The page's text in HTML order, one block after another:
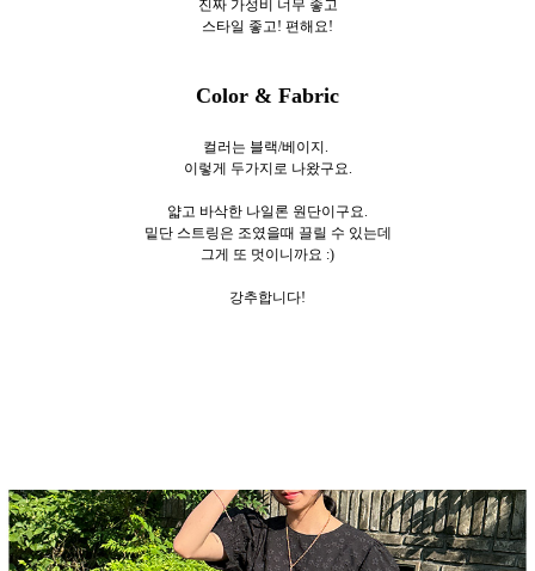
진짜 가성비 너무 좋고
스타일 좋고! 편해요!
Color & Fabric
컬러는 블랙/베이지.
이렇게 두가지로 나왔구요.
얇고 바삭한 나일론 원단이구요.
밑단 스트링은 조였을때 끌릴 수 있는데
그게 또 멋이니까요 :)
강추합니다!